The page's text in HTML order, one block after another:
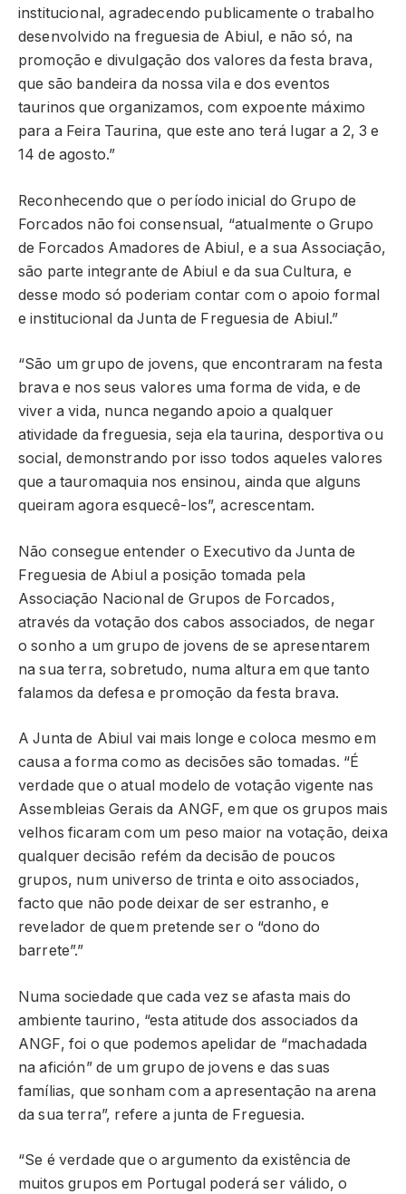
institucional, agradecendo publicamente o trabalho
desenvolvido na freguesia de Abiul, e não só, na
promoção e divulgação dos valores da festa brava,
que são bandeira da nossa vila e dos eventos
taurinos que organizamos, com expoente máximo
para a Feira Taurina, que este ano terá lugar a 2, 3 e
14 de agosto.”
Reconhecendo que o período inicial do Grupo de
Forcados não foi consensual, “atualmente o Grupo
de Forcados Amadores de Abiul, e a sua Associação,
são parte integrante de Abiul e da sua Cultura, e
desse modo só poderiam contar com o apoio formal
e institucional da Junta de Freguesia de Abiul.”
“São um grupo de jovens, que encontraram na festa
brava e nos seus valores uma forma de vida, e de
viver a vida, nunca negando apoio a qualquer
atividade da freguesia, seja ela taurina, desportiva ou
social, demonstrando por isso todos aqueles valores
que a tauromaquia nos ensinou, ainda que alguns
queiram agora esquecê-los”, acrescentam.
Não consegue entender o Executivo da Junta de
Freguesia de Abiul a posição tomada pela
Associação Nacional de Grupos de Forcados,
através da votação dos cabos associados, de negar
o sonho a um grupo de jovens de se apresentarem
na sua terra, sobretudo, numa altura em que tanto
falamos da defesa e promoção da festa brava.
A Junta de Abiul vai mais longe e coloca mesmo em
causa a forma como as decisões são tomadas. “É
verdade que o atual modelo de votação vigente nas
Assembleias Gerais da ANGF, em que os grupos mais
velhos ficaram com um peso maior na votação, deixa
qualquer decisão refém da decisão de poucos
grupos, num universo de trinta e oito associados,
facto que não pode deixar de ser estranho, e
revelador de quem pretende ser o “dono do
barrete”.”
Numa sociedade que cada vez se afasta mais do
ambiente taurino, “esta atitude dos associados da
ANGF, foi o que podemos apelidar de “machadada
na afición” de um grupo de jovens e das suas
famílias, que sonham com a apresentação na arena
da sua terra”, refere a junta de Freguesia.
“Se é verdade que o argumento da existência de
muitos grupos em Portugal poderá ser válido, o